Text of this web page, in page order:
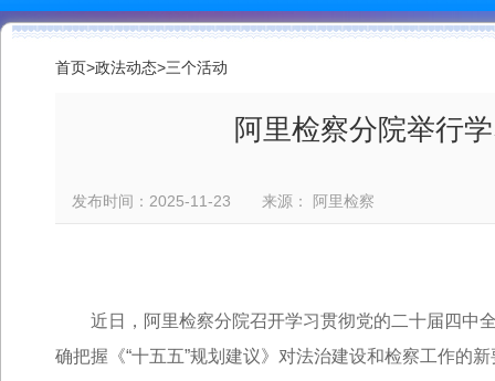
首页>政法动态>三个活动
阿里检察分院举行
发布时间：2025-11-23 来源： 阿里检察
近日，阿里检察分院召开学习贯彻党的二十届四中
确把握《“十五五”规划建议》对法治建设和检察工作的